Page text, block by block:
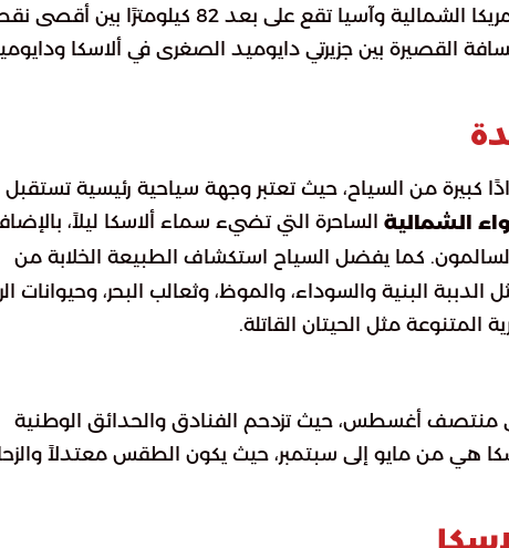
الأبيض المتوسط القطبي. أقرب نقطة بين قارتي أمريكا الشمالية وآسيا تقع على بعد 82 كيلومترًا
القصيرة بين جزيرتي دايوميد الصغرى في ألاسكا
كبيرة من السياح، حيث تعتبر وجهة سياحية رئيسية تستقبل
الشمالية الساحرة التي تضيء سماء ألاسكا ليلاً،
كما يفضل السياح استكشاف الطبيعة الخلابة من
البنية والسوداء، والموظ، وثعالب البحر، وحيوانات
المتنوعة مثل الحيتان القاتلة.
منتصف أغسطس، حيث تزدحم الفنادق والحدائق الوطنية
هي من مايو إلى سبتمبر، حيث يكون الطقس معتدلاً